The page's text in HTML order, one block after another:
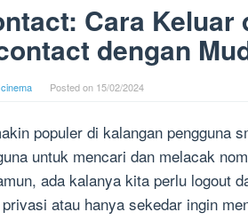
Cara Keluar
dengan
Posted on 15/02/2024
populer di kalangan pengguna
untuk mencari dan melacak
ada kalanya kita perlu logout
atau hanya sekedar ingin